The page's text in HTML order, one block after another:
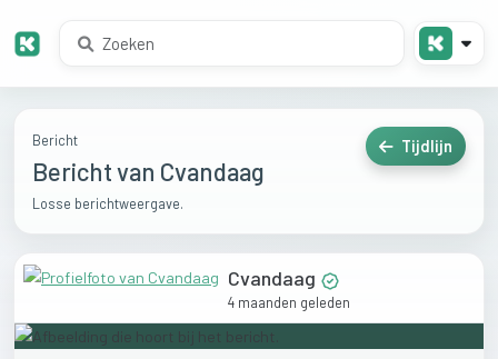
Bericht
Bericht van Cvandaag
Losse berichtweergave.
Tijdlijn
Cvandaag
4 maanden geleden